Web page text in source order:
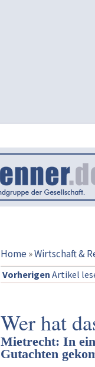
Home»Wirtschaft &
Vorherigen Artikel
Wer hat
Mietrecht: In
Gutachten